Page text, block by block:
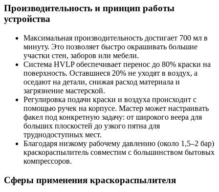
Производительность и принцип работы
устройства
Максимальная производительность достигает 700 мл в
минуту. Это позволяет быстро окрашивать большие
участки стен, заборов или мебели.
Система HVLP обеспечивает перенос до 80% краски на
поверхность. Оставшиеся 20% не уходят в воздух, а
оседают на детали, снижая расход материала и
загрязнение мастерской.
Регулировка подачи краски и воздуха происходит с
помощью ручек на корпусе. Мастер может настраивать
факел под конкретную задачу: от широкого веера для
больших плоскостей до узкого пятна для
труднодоступных мест.
Благодаря низкому рабочему давлению (около 1,5–2 бар)
краскораспылитель совместим с большинством бытовых
компрессоров.
Сферы применения краскораспылителя